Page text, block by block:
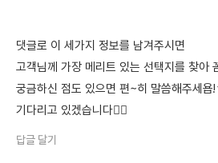
댓글로 이 세가지 정보를 남겨주시면
고객님께 가장 메리트 있는 선택지를 찾아
궁금하신 점도 있으면 편~히 말씀해주세욥!
기다리고 있겠습니다❤️‍🔥
답글 달기